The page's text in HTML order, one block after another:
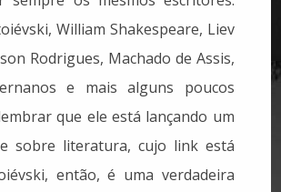
William Shakespeare, Liev
Rodrigues, Machado de Assis,
e mais alguns poucos
que ele está lançando um
sobre literatura, cujo link está
então, é uma verdadeira